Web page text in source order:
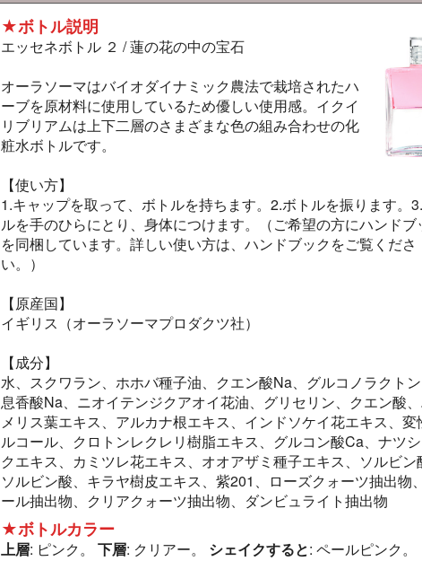
★ボトル説明
エッセネボトル ２ / 蓮の花の中の宝石
オーラソーマはバイオダイナミック農法で栽培されたハ
ーブを原材料に使用しているため優しい使用感。イクイ
リブリアムは上下二層のさまざまな色の組み合わせの化
粧水ボトルです。
【使い方】
1.キャップを取って、ボトルを持ちます。2.ボトルを振ります。
ルを手のひらにとり、身体につけます。（ご希望の方にハンドブ
を同梱しています。詳しい使い方は、ハンドブックをご覧くださ
い。）
【原産国】
イギリス（オーラソーマプロダクツ社）
【成分】
水、スクワラン、ホホバ種子油、クエン酸Na、グルコノラクト
息香酸Na、ニオイテンジクアオイ花油、グリセリン、クエン酸
メリス葉エキス、アルカナ根エキス、インドソケイ花エキス、変
ルコール、クロトンレクレリ樹脂エキス、グルコン酸Ca、ナツ
クエキス、カミツレ花エキス、オオアザミ種子エキス、ソルビン
ソルビン酸、キラヤ樹皮エキス、紫201、ローズクォーツ抽出物
ール抽出物、クリアクォーツ抽出物、ダンビュライト抽出物
★ボトルカラー
上層: ピンク。 下層: クリアー。 シェイクすると: ペールピンク。